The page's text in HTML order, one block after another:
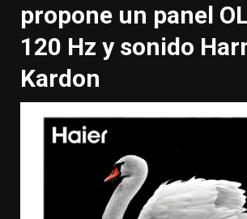
propone un panel
120 Hz y sonido
Kardon